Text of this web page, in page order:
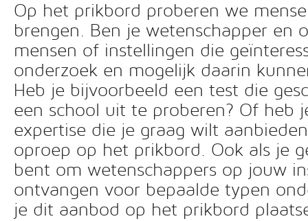
Op het prikbord proberen we
brengen. Ben je wetenschapper en
mensen of instellingen die
onderzoek en mogelijk daarin
Heb je bijvoorbeeld een test die
een school uit te proberen? Of heb
expertise die je graag wilt
oproep op het prikbord. Ook als je
bent om wetenschappers op jouw
ontvangen voor bepaalde typen
je dit aanbod op het prikbord